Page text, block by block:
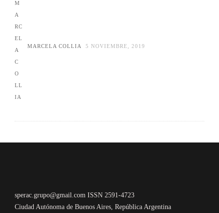
MARCELA COLLIA 5 NOVIEMBRE, 2019
sperac.grupo@gmail.com ISSN 2591-4723
Ciudad Autónoma de Buenos Aires, República Argentina